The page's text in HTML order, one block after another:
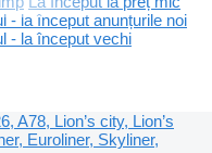
- la început anunțurile noi
- la început vechi